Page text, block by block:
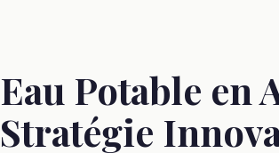
Eau Potable en
Stratégie